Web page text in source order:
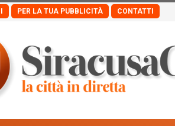
PER LA TUA PUBBLICITÀ CONTATTI